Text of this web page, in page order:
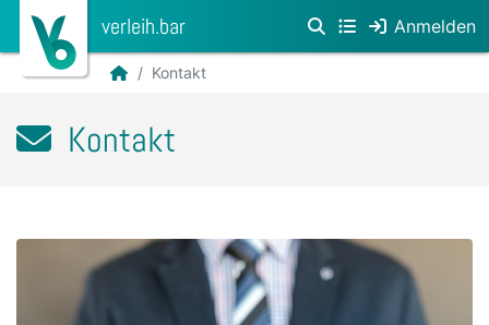
verleih.bar Anmelden
Kontakt
Kontakt